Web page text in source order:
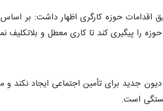
حوزه کارگری اظهار داشت: بر
را پیگیری کند تا کاری معطل و بلاتکلیف
جدید برای تأمین اجتماعی ایجاد
است.